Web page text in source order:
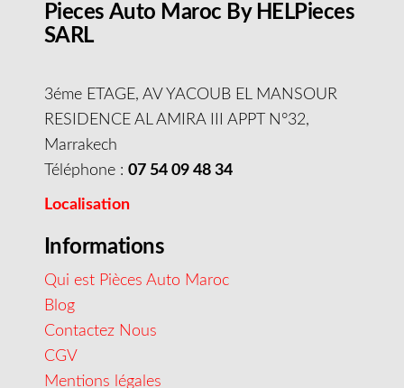
Pieces Auto Maroc By HELPieces
SARL
3éme ETAGE, AV YACOUB EL MANSOUR
RESIDENCE AL AMIRA III APPT N°32,
Marrakech
Téléphone : 07 54 09 48 34
Localisation
Informations
Qui est Pièces Auto Maroc
Blog
Contactez Nous
CGV
Mentions légales